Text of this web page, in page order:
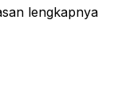
lengkapnya